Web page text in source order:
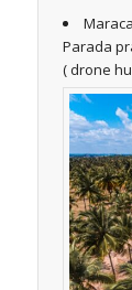
Parada
( drone